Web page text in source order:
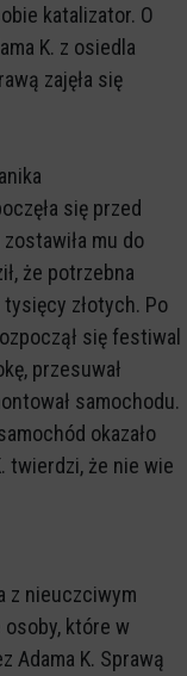
katalizator. O
K. z osiedla
zajęła się
się przed
mu do
że potrzebna
złotych. Po
się festiwal
przesuwał
samochodu.
okazało
twierdzi, że nie wie
z nieuczciwym
osoby, które w
Adama K. Sprawą